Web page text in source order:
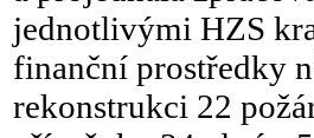
jednotlivými HZS
finanční prostředky
rekonstrukci 22